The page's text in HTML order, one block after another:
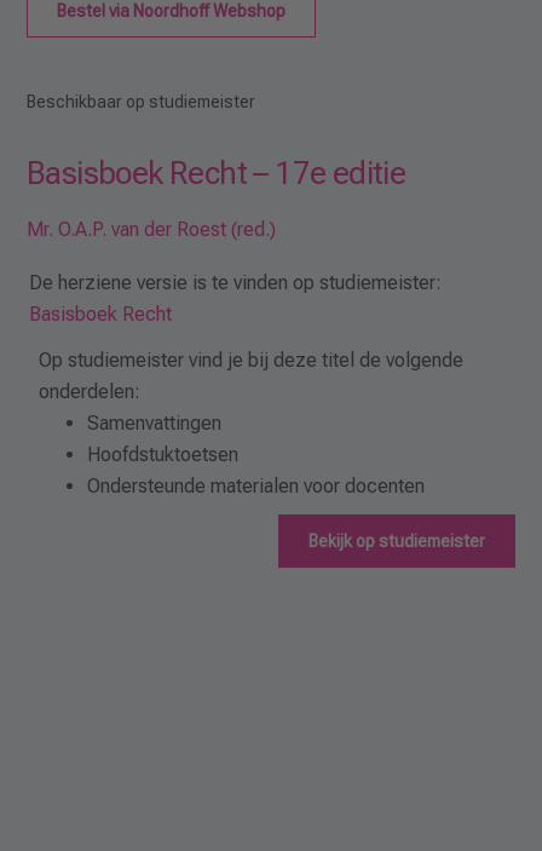
Bestel via Noordhoff Webshop
Beschikbaar op studiemeister
Basisboek Recht – 17e editie
Mr. O.A.P. van der Roest (red.)
De herziene versie is te vinden op studiemeister:
Basisboek Recht
Op studiemeister vind je bij deze titel de volgende
onderdelen:
Samenvattingen
Hoofdstuktoetsen
Ondersteunde materialen voor docenten
Bekijk op studiemeister